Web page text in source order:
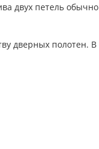
двух петель обычно
дверных полотен. В